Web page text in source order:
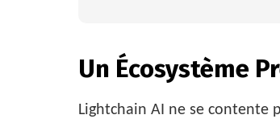
Un Écosystème
Lightchain AI ne se contente